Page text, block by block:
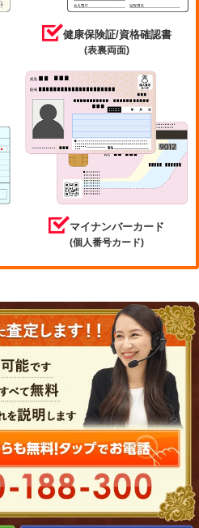
健康保険証/資格確認書
(表裏両面)
マイナンバーカード
(個人番号カード)